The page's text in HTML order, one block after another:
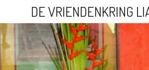
naar
de
hoofdinhoud
DE VRIENDENKRING